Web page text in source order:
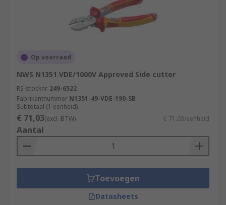
Op voorraad
NWS N1351 VDE/1000V Approved Side cutter
RS-stocknr. 249-6522
Fabrikantnummer N1351-49-VDE-190-SB
Subtotaal (1 eenheid)
€ 71,03(excl. BTW) € 71,03/eenheid
Aantal
Toevoegen
Datasheets